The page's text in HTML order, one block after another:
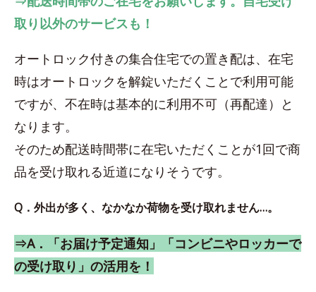
取り以外のサービスも！
オートロック付きの集合住宅での置き配は、在宅
時はオートロックを解錠いただくことで利用可能
ですが、不在時は基本的に利用不可（再配達）と
なります。
そのため配送時間帯に在宅いただくことが1回で商
品を受け取れる近道になりそうです。
Q．外出が多く、なかなか荷物を受け取れません…。
⇒A．「お届け予定通知」「コンビニやロッカーで
の受け取り」の活用を！